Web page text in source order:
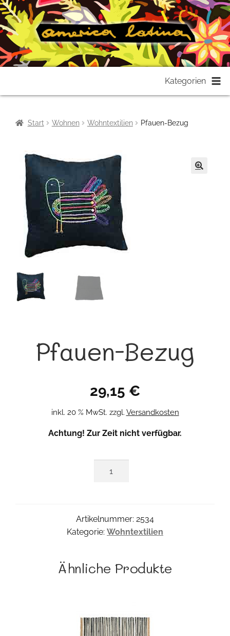
springen
springen
Kategorien
Start Wohnen Wohntextilien Pfauen-Bezug
Pfauen-Bezug
29,15 €
inkl. 20 % MwSt. zzgl. Versandkosten
Achtung! Zur Zeit nicht verfügbar.
Artikelnummer: 2534
Kategorie: Wohntextilien
Ähnliche Produkte